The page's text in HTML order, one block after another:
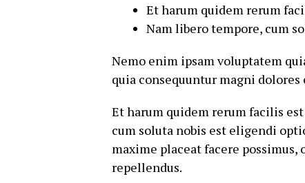
Et harum quidem rerum
Nam libero tempore, cum
Nemo enim ipsam voluptatem
quia consequuntur magni
Et harum quidem rerum facilis
cum soluta nobis est eligendi
maxime placeat facere
repellendus.